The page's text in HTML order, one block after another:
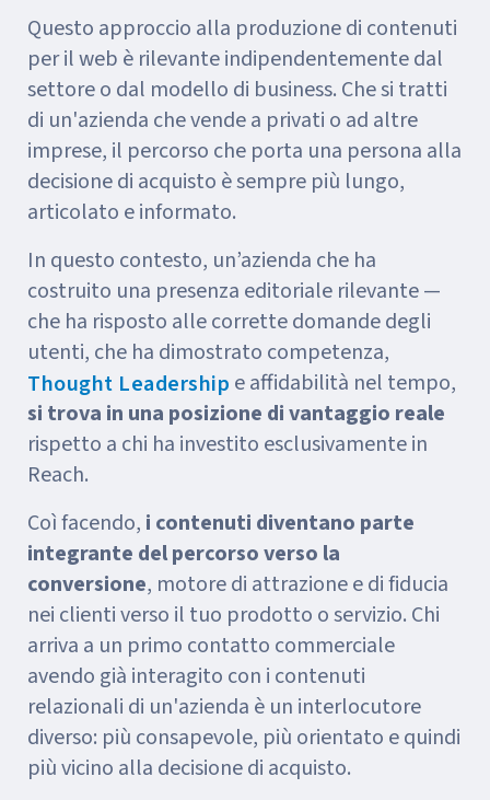
Questo approccio alla produzione di contenuti
per il web è rilevante indipendentemente dal
settore o dal modello di business. Che si tratti
di un'azienda che vende a privati o ad altre
imprese, il percorso che porta una persona alla
decisione di acquisto è sempre più lungo,
articolato e informato.
In questo contesto, un’azienda che ha
costruito una presenza editoriale rilevante —
che ha risposto alle corrette domande degli
utenti, che ha dimostrato competenza,
Thought Leadership e affidabilità nel tempo,
si trova in una posizione di vantaggio reale
rispetto a chi ha investito esclusivamente in
Reach.
Coì facendo, i contenuti diventano parte
integrante del percorso verso la
conversione, motore di attrazione e di fiducia
nei clienti verso il tuo prodotto o servizio. Chi
arriva a un primo contatto commerciale
avendo già interagito con i contenuti
relazionali di un'azienda è un interlocutore
diverso: più consapevole, più orientato e quindi
più vicino alla decisione di acquisto.